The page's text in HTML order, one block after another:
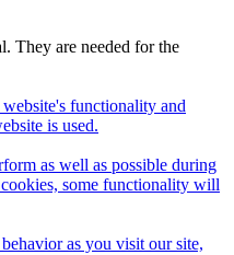
They are needed for the
functionality and
is used.
as well as possible during
some functionality will
as you visit our site,